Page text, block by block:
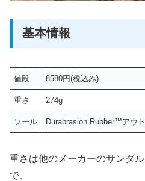
基本情報
値段 8580円(税込み)
重さ 274g
ソール Durabrasion Rubber™アウ
重さは他のメーカーのサンダ
で、